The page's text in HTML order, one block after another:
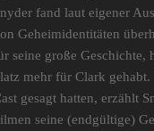
fand laut eigener
Geheimidentitäten
seine große Geschichte,
mehr für Clark
gesagt hatten, erzählt
seine (endgültige)